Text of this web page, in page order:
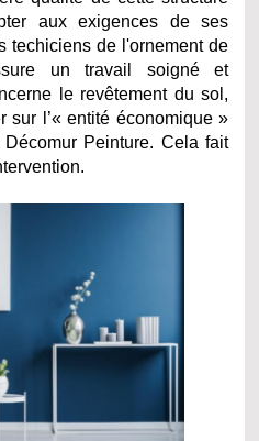
aux exigences de ses
techiciens de l'ornement de
un travail soigné et
le revêtement du sol,
sur l’« entité économique »
Peinture. Cela fait